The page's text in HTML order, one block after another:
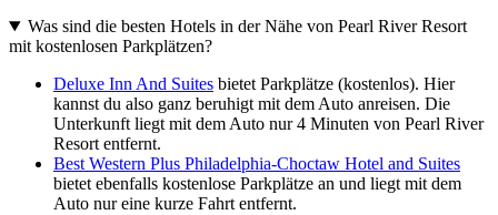
Was sind die besten Hotels in der Nähe von Pearl River Resort
mit kostenlosen Parkplätzen?
Deluxe Inn And Suites bietet Parkplätze (kostenlos). Hier
kannst du also ganz beruhigt mit dem Auto anreisen. Die
Unterkunft liegt mit dem Auto nur 4 Minuten von Pearl River
Resort entfernt.
Best Western Plus Philadelphia-Choctaw Hotel and Suites
bietet ebenfalls kostenlose Parkplätze an und liegt mit dem
Auto nur eine kurze Fahrt entfernt.